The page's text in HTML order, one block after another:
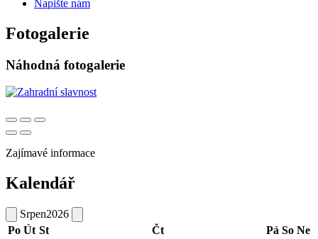
Napište nám
Fotogalerie
Náhodná fotogalerie
Zajímavé informace
Kalendář
Srpen2026
Po Út St Čt Pá So Ne